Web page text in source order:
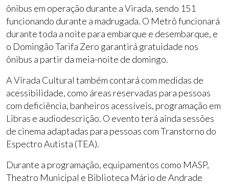
ônibus em operação durante a Virada, sendo 151
funcionando durante a madrugada. O Metrô funcionará
durante toda a noite para embarque e desembarque, e
o Domingão Tarifa Zero garantirá gratuidade nos
ônibus a partir da meia-noite de domingo.
A Virada Cultural também contará com medidas de
acessibilidade, como áreas reservadas para pessoas
com deficiência, banheiros acessíveis, programação em
Libras e audiodescrição. O evento terá ainda sessões
de cinema adaptadas para pessoas com Transtorno do
Espectro Autista (TEA).
Durante a programação, equipamentos como MASP,
Theatro Municipal e Biblioteca Mário de Andrade